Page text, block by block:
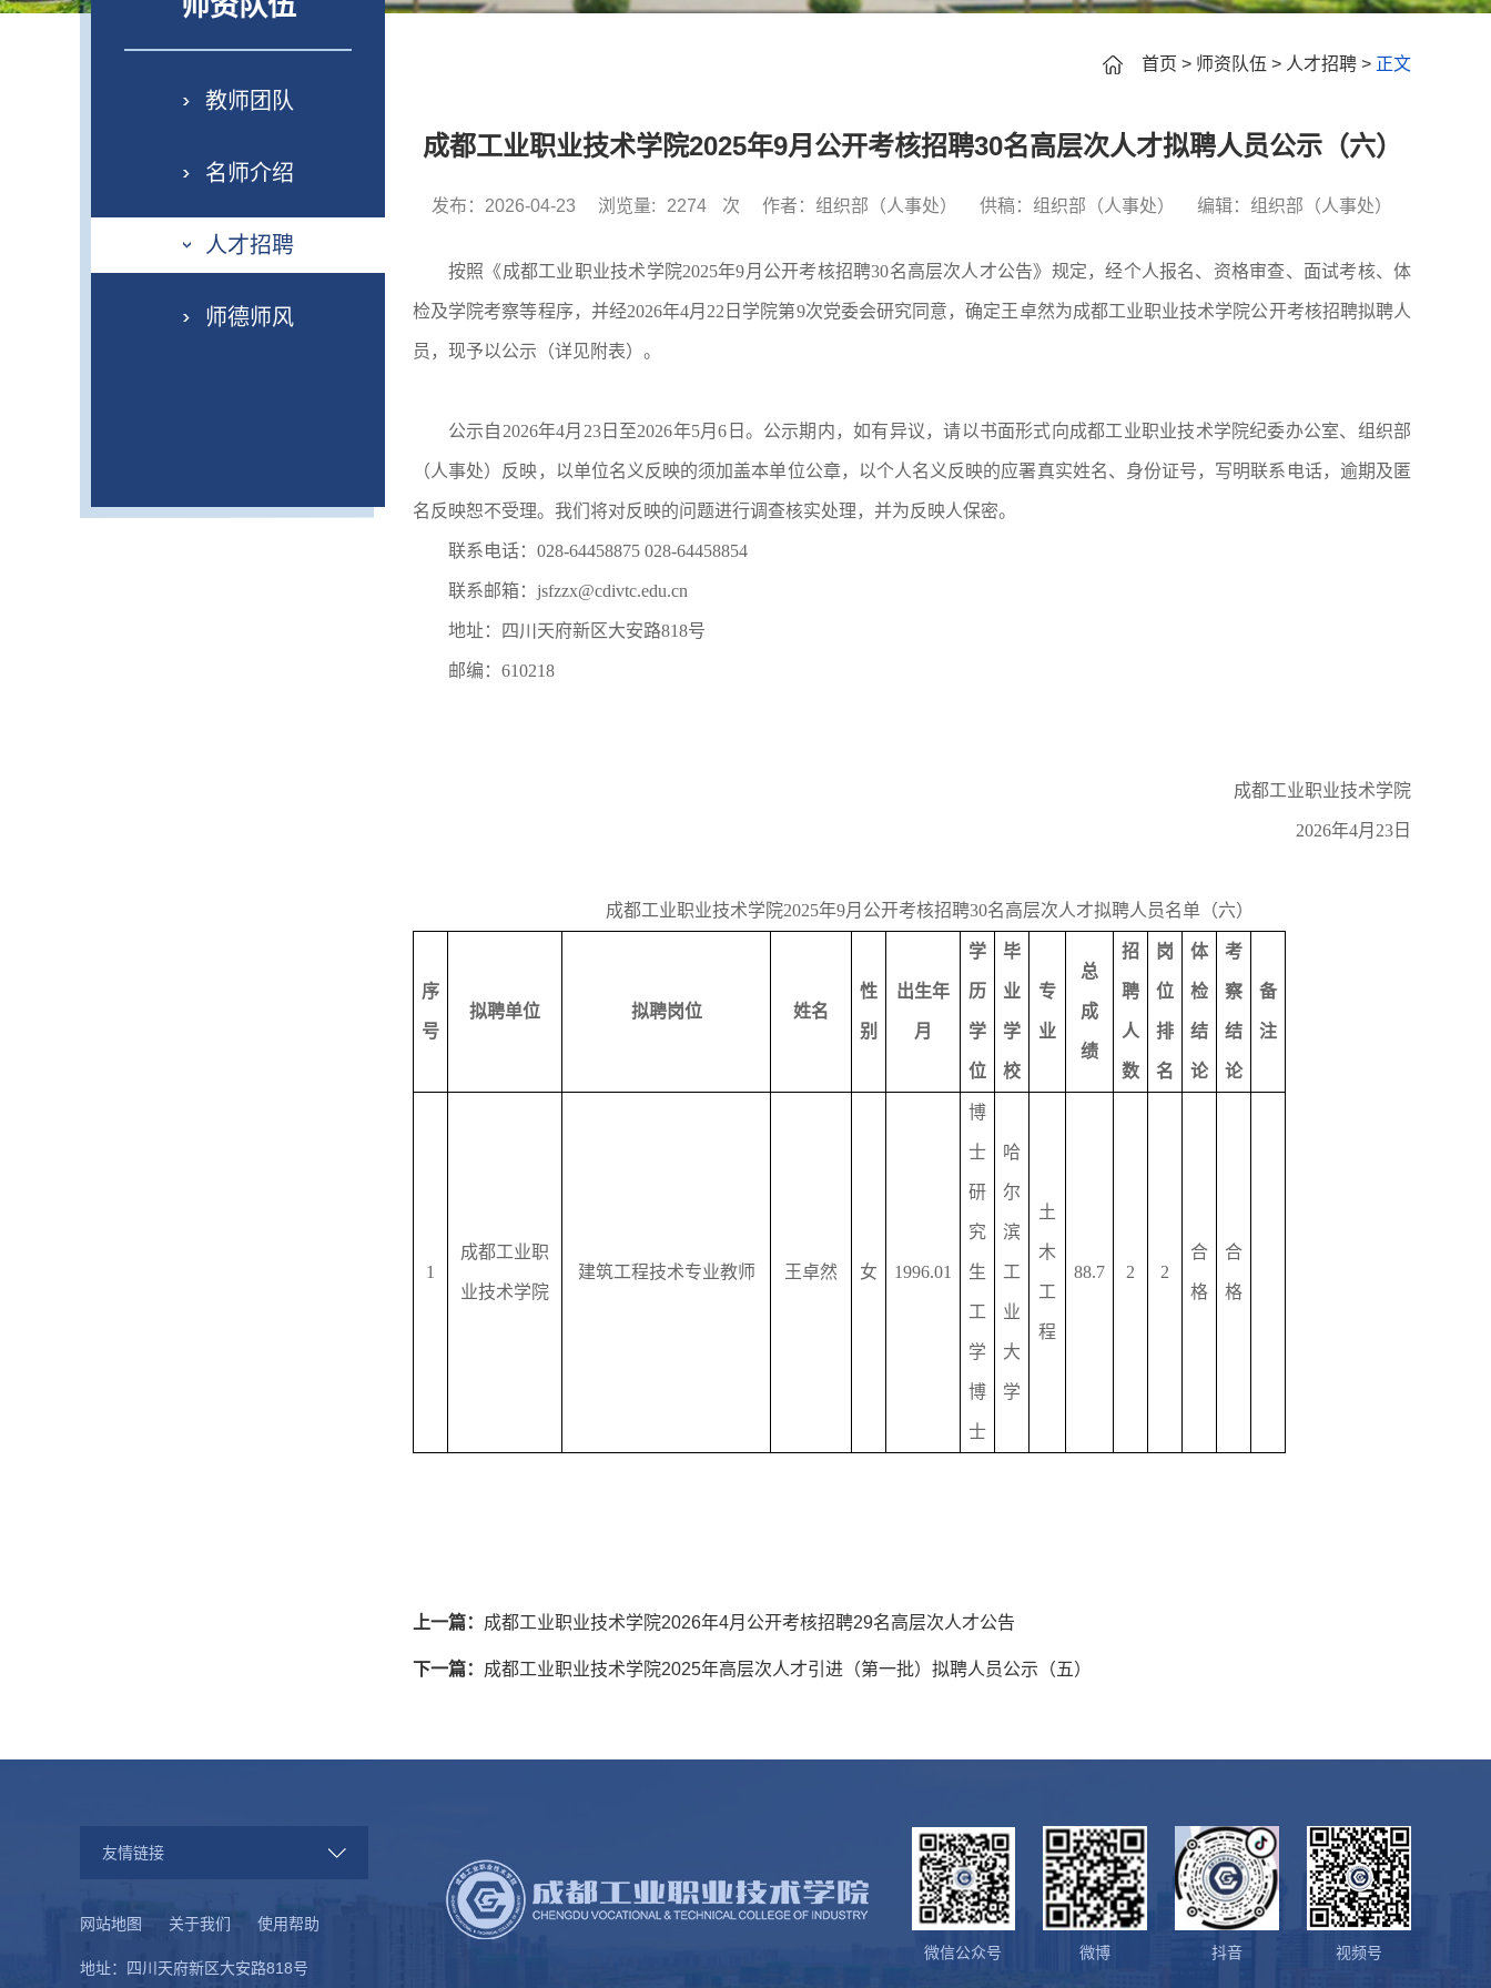
教师团队
名师介绍
人才招聘
师德师风
首页 > 师资队伍 > 人才招聘 > 正文
成都工业职业技术学院2025年9月公开考核招聘30名高层次人才拟聘人员公示（六）
发布：2026-04-23 浏览量: 2274 次 作者：组织部（人事处） 供稿：组织部（人事处） 编辑：组织部（人事处）
按照《成都工业职业技术学院2025年9月公开考核招聘30名高层次人才公告》规定，经个人报名、资格审查、面试考核、体
检及学院考察等程序，并经2026年4月 22 日学院第9次党委会研究同意 ，确定王卓然为成都工业职业技术学院公开考核招聘拟聘人
员，现予以公示（详见附表）。
公示自 2026年4月 23日至2026年5月6 日。公示期内，如有异议，请以书面形式向成都工业职业技术学院纪委办公室、组织部
（人事处）反映，以单位名义反映的须加盖本单位公章，以个人名义反映的应署真实姓名、身份证号，写明联系电话，逾期及匿
名反映恕不受理。我们将对反映的问题进行调查核实处理，并为反映人保密。
联系电话： 028-64458875 028-64458854
联系邮箱： jsfzzx@cdivtc.edu.cn
地址：四川天府新区大安路818号
邮编： 610218
成都工业职业技术学院
2026年4月 23 日
成都工业职业技术学院2025年9月公开考核招聘30名高层次人才拟聘人员名单（六）
序
号
拟聘单位 拟聘岗位 姓名
性
别
出生年
月
学
历
学
位
毕
业
学
校
专
业
总
成
绩
招
聘
人
数
岗
位
排
名
体
检
结
论
考
察
结
论
备
注
1
成都工业职
业技术学院
建筑工程技术专业教师 王卓然 女 1996.01
博
士
研
究
生
工
学
博
士
哈
尔
滨
工
业
大
学
土
木
工
程
88.7 2 2
合
格
合
格
上一篇： 成都工业职业技术学院2026年4月公开考核招聘29名高层次人才公告
下一篇： 成都工业职业技术学院2025年高层次人才引进（第一批）拟聘人员公示（五）
友情链接
网站地图 关于我们 使用帮助
地址：四川天府新区大安路818号
微信公众号 微博 抖音 视频号